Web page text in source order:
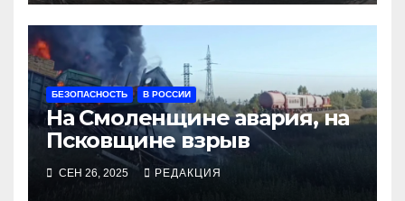
БЕЗОПАСНОСТЬ В РОССИИ
На Смоленщине авария, на
Псковщине взрыв
СЕН 26, 2025 РЕДАКЦИЯ